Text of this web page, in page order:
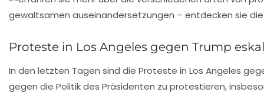
Proteste in Los Angeles gegen Trump
In den letzten Tagen sind die Proteste in Los Angeles
gegen die Politik des Präsidenten zu protestieren,